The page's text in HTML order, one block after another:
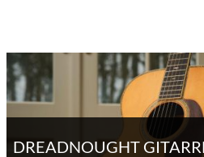
DREADNOUGHT